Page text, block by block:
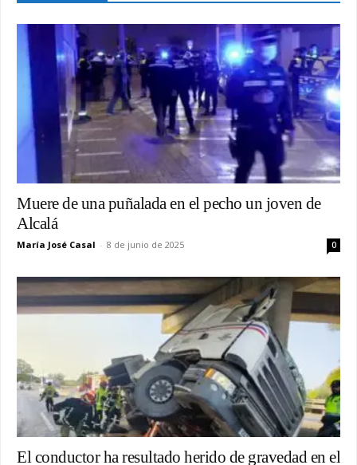
Muere de una puñalada en el pecho un joven de
Alcalá
María José Casal - 8 de junio de 2025 0
El conductor ha resultado herido de gravedad en el